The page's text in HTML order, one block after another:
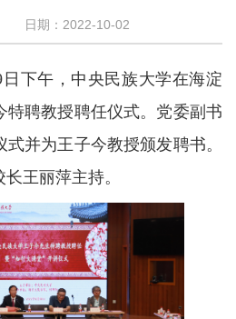
日期：2022-10-02
下午，中央民族大学在海淀
特聘教授聘任仪式。党委副书
并为王子今教授颁发聘书。
王丽萍主持。